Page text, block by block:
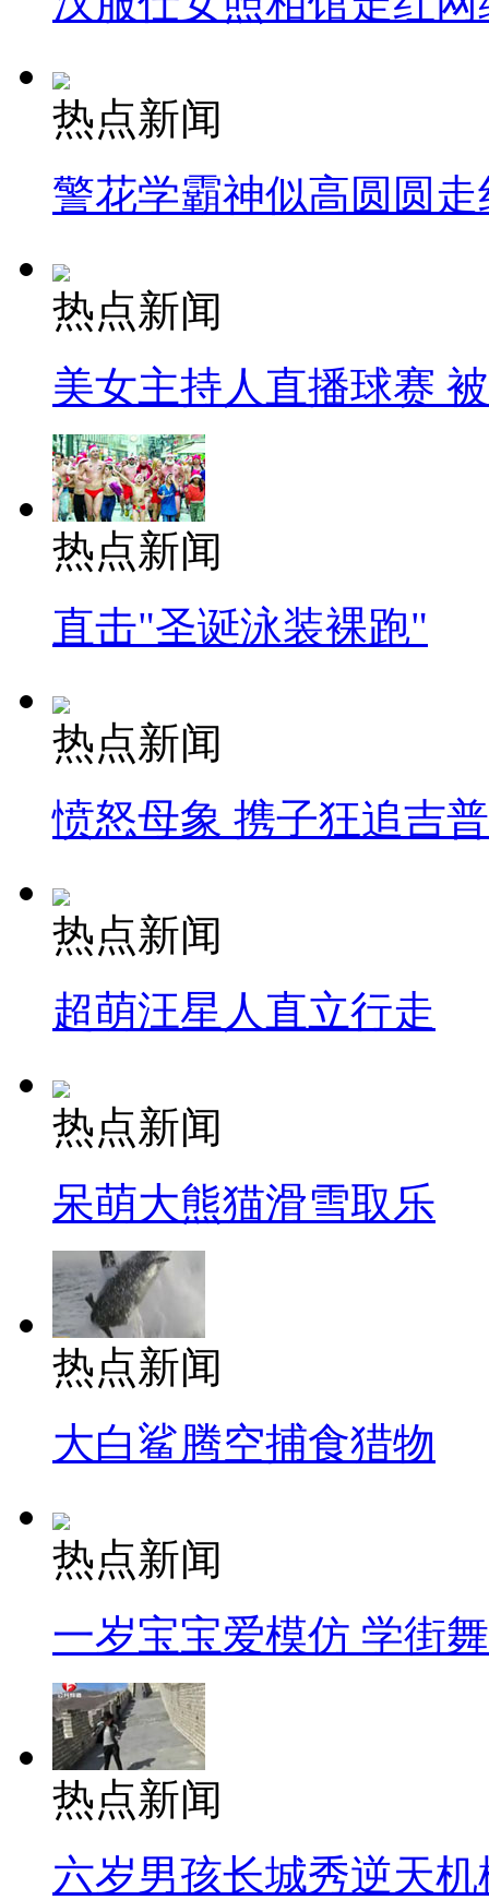
热点新闻
警花学霸神似高圆圆走
热点新闻
美女主持人直播球赛
热点新闻
直击"圣诞泳装裸跑"
热点新闻
愤怒母象 携子狂追吉
热点新闻
超萌汪星人直立行走
热点新闻
呆萌大熊猫滑雪取乐
热点新闻
大白鲨腾空捕食猎物
热点新闻
一岁宝宝爱模仿 学街
热点新闻
六岁男孩长城秀逆天机